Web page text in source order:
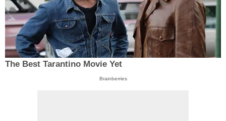
The Best Tarantino Movie Yet
Brainberries